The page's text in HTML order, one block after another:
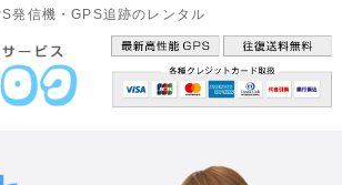
発信機・GPS追跡のレンタル